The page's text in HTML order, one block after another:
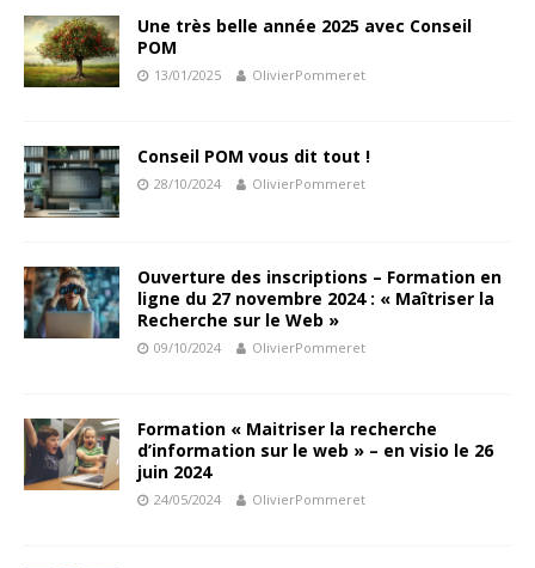
Une très belle année 2025 avec Conseil
POM
13/01/2025 OlivierPommeret
Conseil POM vous dit tout !
28/10/2024 OlivierPommeret
Ouverture des inscriptions – Formation en
ligne du 27 novembre 2024 : « Maîtriser la
Recherche sur le Web »
09/10/2024 OlivierPommeret
Formation « Maitriser la recherche
d’information sur le web » – en visio le 26
juin 2024
24/05/2024 OlivierPommeret